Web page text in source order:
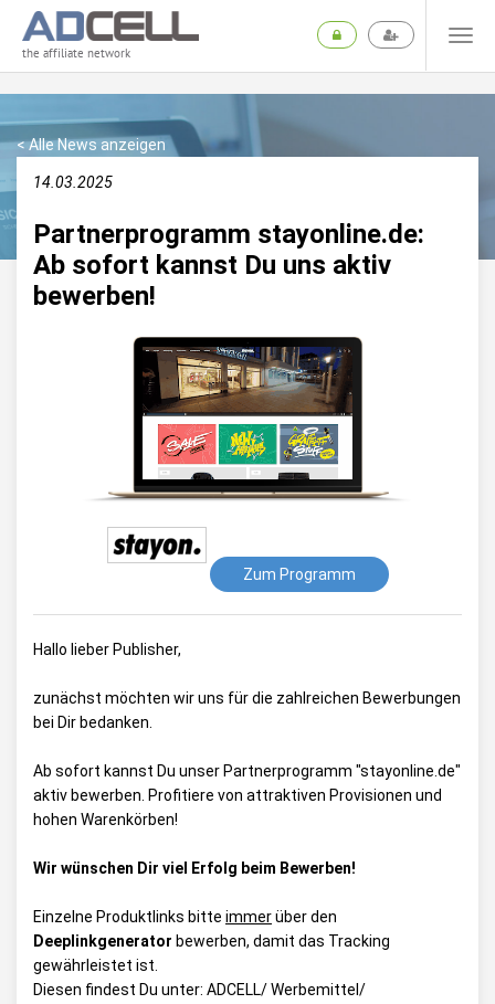
the affiliate network
< Alle News anzeigen
14.03.2025
Partnerprogramm stayonline.de:
Ab sofort kannst Du uns aktiv
bewerben!
Zum Programm
Hallo lieber Publisher,
zunächst möchten wir uns für die zahlreichen Bewerbungen
bei Dir bedanken.
Ab sofort kannst Du unser Partnerprogramm "stayonline.de"
aktiv bewerben. Profitiere von attraktiven Provisionen und
hohen Warenkörben!
Wir wünschen Dir viel Erfolg beim Bewerben!
Einzelne Produktlinks bitte immerüber den
Deeplinkgenerator bewerben, damit das Tracking
gewährleistet ist.
Diesen findest Du unter: ADCELL/ Werbemittel/